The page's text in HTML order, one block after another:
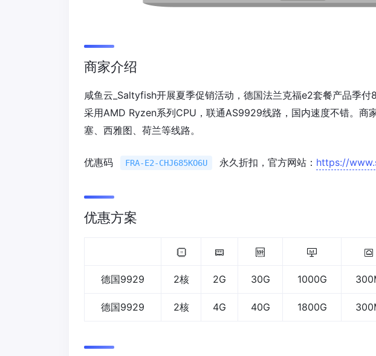
商家介绍
咸鱼云_Saltyfish开展夏季促销活动，德国法兰克福e2套餐产品季
采用AMD Ryzen系列CPU，联通AS9929线路，国内速度不错。商
塞、西雅图、荷兰等线路。
优惠码 FRA-E2-CHJ685KO6U 永久折扣，官方网站： https://
优惠方案
德国9929 2核 2G 30G 1000G
德国9929 2核 4G 40G 1800G